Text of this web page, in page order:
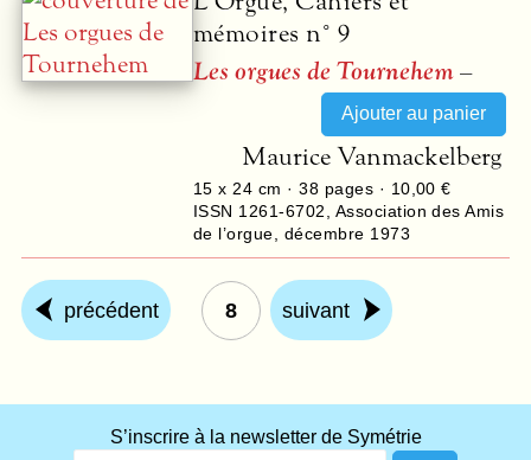
mémoires n° 9
Les orgues de Tournehem–
Maurice Vanmackelberg
15 x 24 cm ·38 pages · 10,00 €
ISSN 1261-6702
Association des Amis
de l’orgue
décembre 1973
précédent 8 suivant
S’inscrire à la newsletter de Symétrie